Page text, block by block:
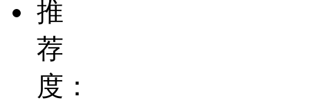
推
荐
度：